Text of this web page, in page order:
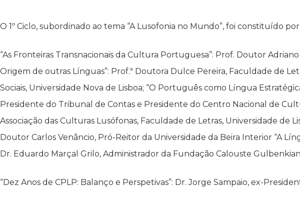
O 1º Ciclo, subordinado ao tema “A Lusofonia no Mundo”, foi constituído
“As Fronteiras Transnacionais da Cultura Portuguesa”: Prof. Doutor
Origem de outras Línguas”: Prof.ª Doutora Dulce Pereira, Faculdade de
Sociais, Universidade Nova de Lisboa; “O Português como Língua
Presidente do Tribunal de Contas e Presidente do Centro Nacional de
Associação das Culturas Lusófonas, Faculdade de Letras, Universidade de
Doutor Carlos Venâncio, Pró-Reitor da Universidade da Beira Interior “A
Dr. Eduardo Marçal Grilo, Administrador da Fundação Calouste
“Dez Anos de CPLP: Balanço e Perspetivas”: Dr. Jorge Sampaio, ex-